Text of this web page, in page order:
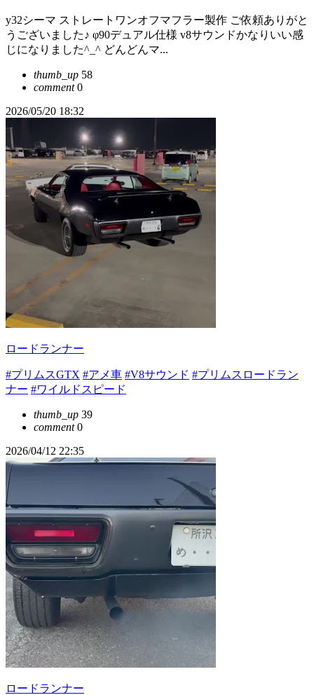
y32シーマ ストレートワンオフマフラー製作 ご依頼ありがと
うございました♪ φ90デュアル仕様 v8サウンドかなりいい感
じになりました^_^ どんどんマ...
thumb_up 58
comment0
2026/05/20 18:32
ロードランナー
#プリムスGTX #アメ車 #V8サウンド #プリムスロードラン
ナー #ワイルドスピード
thumb_up 39
comment0
2026/04/12 22:35
ロードランナー